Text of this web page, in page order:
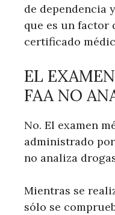
de dependencia
que es un factor
certificado
EL
FAA NO
No. El examen
administrado
no analiza
Mientras se
sólo se